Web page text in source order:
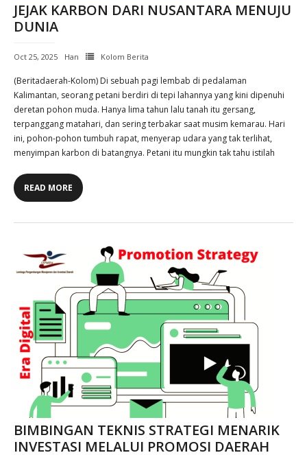
JEJAK KARBON DARI NUSANTARA MENUJU
DUNIA
Oct 25, 2025 Han Kolom Berita
(Beritadaerah-Kolom) Di sebuah pagi lembab di pedalaman
Kalimantan, seorang petani berdiri di tepi lahannya yang kini dipenuhi
deretan pohon muda. Hanya lima tahun lalu tanah itu gersang,
terpanggang matahari, dan sering terbakar saat musim kemarau. Hari
ini, pohon-pohon tumbuh rapat, menyerap udara yang tak terlihat,
menyimpan karbon di batangnya. Petani itu mungkin tak tahu istilah
READ MORE
BIMBINGAN TEKNIS STRATEGI MENARIK
INVESTASI MELALUI PROMOSI DAERAH